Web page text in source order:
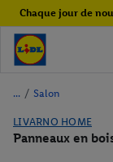
Chaque jour de
/ Salon
LIVARNO HOME
Panneaux en